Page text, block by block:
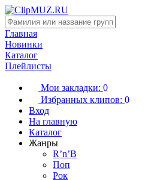
Главная
Новинки
Каталог
Плейлисты
Мои закладки: 0
Избранных клипов: 0
Вход
На главную
Каталог
Жанры
R’n’B
Поп
Рок